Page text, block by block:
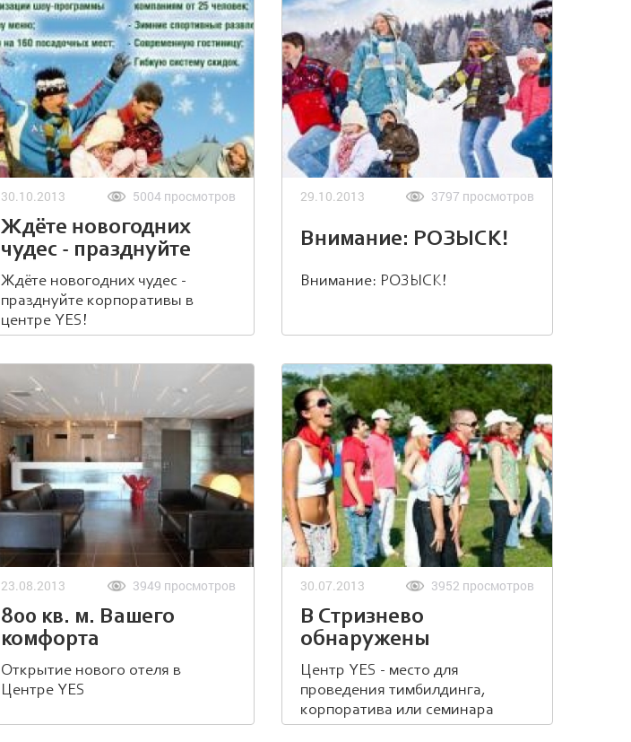
30.10.2013 5004 просмотров
Ждёте новогодних
чудес - празднуйте
корпоративы в центре
YES!
Ждёте новогодних чудес -
празднуйте корпоративы в
центре YES!
29.10.2013 3797 просмотров
Внимание: РОЗЫСК!
Внимание: РОЗЫСК!
23.08.2013 3949 просмотров
800 кв. м. Вашего
комфорта
Открытие нового отеля в
Центре YES
30.07.2013 3952 просмотров
В Стризнево
обнаружены
ЭНДОРФИНЫ!
Центр YES - место для
проведения тимбилдинга,
корпоратива или семинара